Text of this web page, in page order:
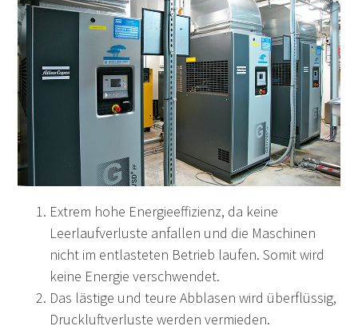
Extrem hohe Energieeffizienz, da keine
Leerlaufver­luste anfallen und die Maschinen
nicht im entlasteten Betrieb laufen. Somit wird
keine Energie verschwendet.
Das lästige und teure Abblasen wird überflüssig,
Druckluft­verluste werden vermieden.